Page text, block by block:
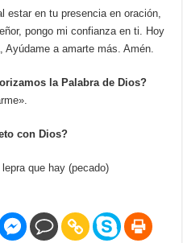
estar en tu presencia en oración,
pongo mi confianza en ti. Hoy
a amarte más. Amén.
la Palabra de Dios?
con Dios?
que hay (pecado)